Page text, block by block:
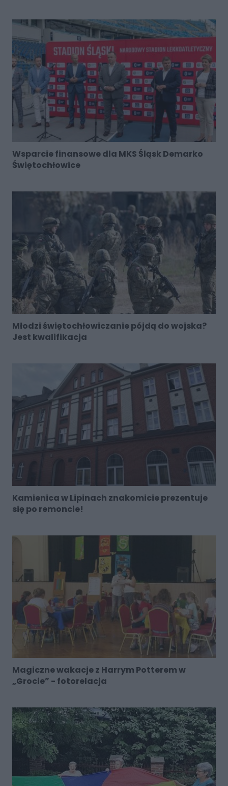
Wsparcie finansowe dla MKS Śląsk Demarko
Świętochłowice
Młodzi świętochłowiczanie pójdą do wojska?
Jest kwalifikacja
Kamienica w Lipinach znakomicie prezentuje
się po remoncie!
Magiczne wakacje z Harrym Potterem w
„Grocie” - fotorelacja